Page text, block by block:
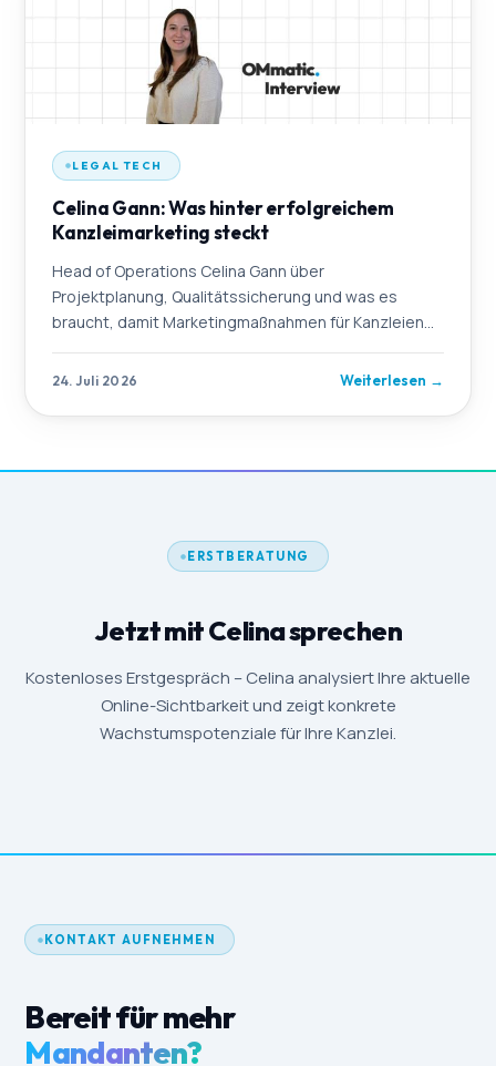
LEGAL TECH
Celina Gann: Was hinter erfolgreichem
Kanzleimarketing steckt
Head of Operations Celina Gann über
Projektplanung, Qualitätssicherung und was es
braucht, damit Marketingmaßnahmen für Kanzleien
wirklich funktionieren.
24. Juli 2026 Weiterlesen →
ERSTBERATUNG
Jetzt mit Celina sprechen
Kostenloses Erstgespräch – Celina analysiert Ihre aktuelle
Online-Sichtbarkeit und zeigt konkrete
Wachstumspotenziale für Ihre Kanzlei.
KONTAKT AUFNEHMEN
Bereit für mehr
Mandanten?